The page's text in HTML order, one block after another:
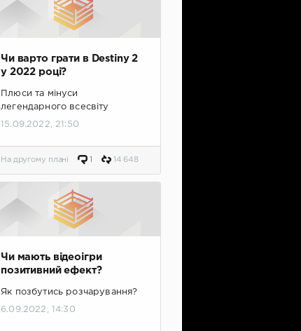
Чи варто грати в Destiny 2
у 2022 році?
Плюси та мінуси
легендарного всесвіту
15.09.2022, 21:50
На другому плані 1 14 648
Чи мають відеоігри
позитивний ефект?
Як позбутись розчарування?
6.09.2022, 14:30